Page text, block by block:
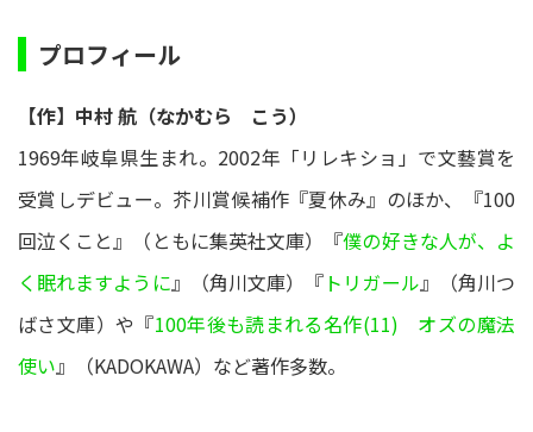
プロフィール
【作】中村 航（なかむら こう）
1969年岐阜県生まれ。2002年「リレキショ」で文藝賞を
受賞しデビュー。芥川賞候補作『夏休み』のほか、『100
回泣くこと』（ともに集英社文庫）『僕の好きな人が、よ
く眠れますように』（角川文庫）『 トリガール』（角川つ
ばさ文庫）や『100年後も読まれる名作(11) オズの魔法
使い』（KADOKAWA）など著作多数。